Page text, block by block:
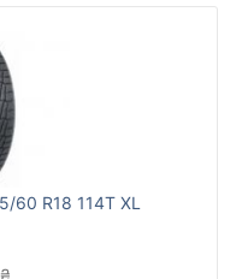
60 R18 114T XL
₴